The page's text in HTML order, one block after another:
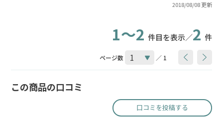
2018/08/08 更新
1～2 件目を表示／2 件
ページ数 ／ 1
この商品の口コミ
口コミを投稿する